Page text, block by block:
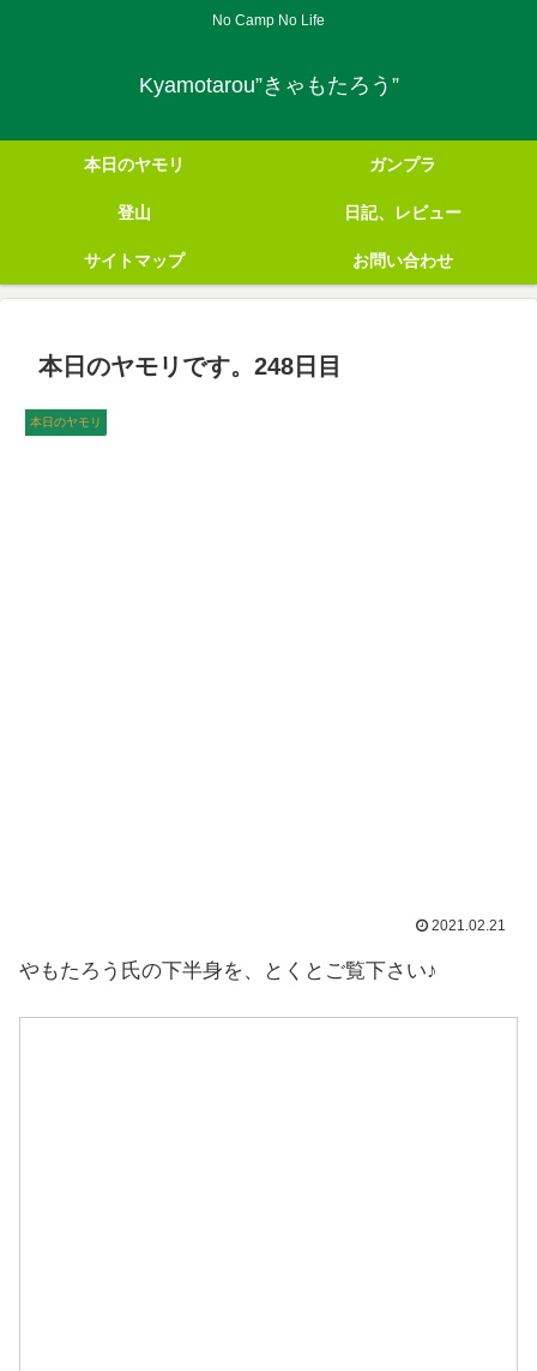
No Camp No Life
Kyamotarou”きゃもたろう”
本日のヤモリ ガンプラ
登山 日記、レビュー
サイトマップ お問い合わせ
本日のヤモリです。248日目
本日のヤモリ
2021.02.21
やもたろう氏の下半身を、とくとご覧下さい♪